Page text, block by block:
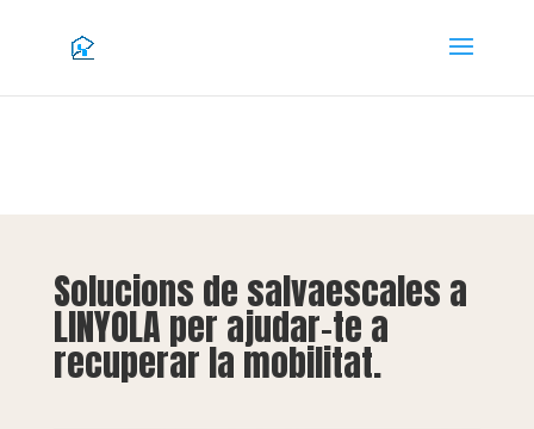
Solucions de salvaescales a
LINYOLA per ajudar-te a
recuperar la mobilitat.